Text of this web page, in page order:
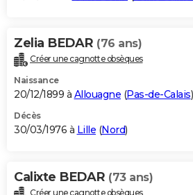
Zelia BEDAR (76 ans)
Créer une cagnotte obsèques
Naissance
20/12/1899 à Allouagne (Pas-de-Calais)
Décès
30/03/1976 à Lille (Nord)
Calixte BEDAR (73 ans)
Créer une cagnotte obsèques